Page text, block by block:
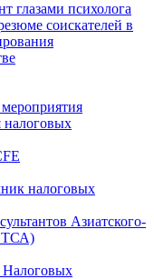
глазами психолога
соискателей в
налоговых
налоговых
Азиатского-
Налоговых